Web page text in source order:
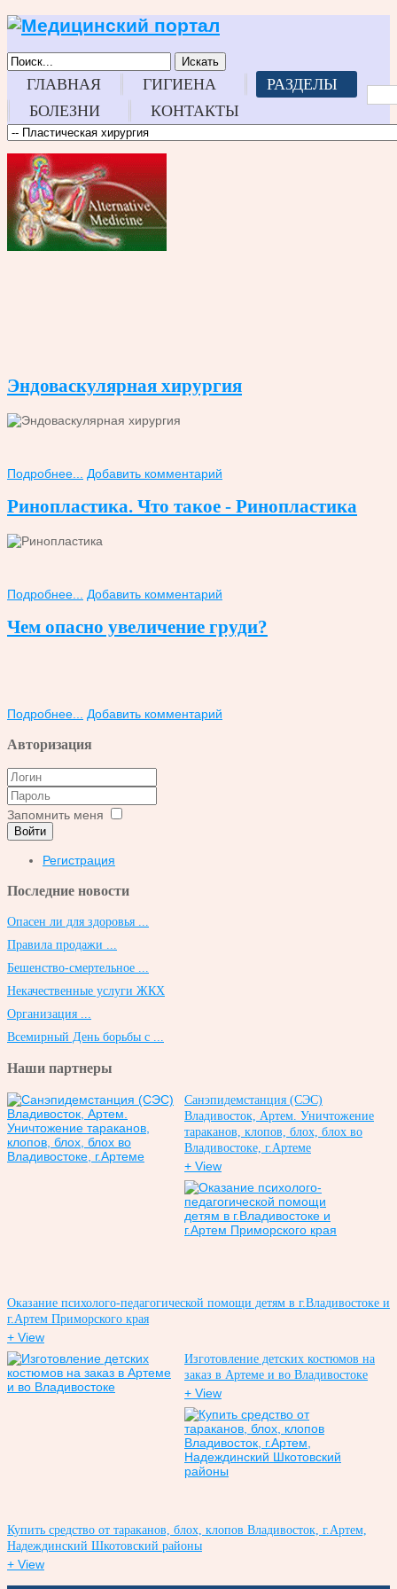
Искать
ГЛАВНАЯ ГИГИЕНА
РАЗДЕЛЫ
БОЛЕЗНИ
КОНТАКТЫ
Эндоваскулярная хирургия
Подробнее... Добавить комментарий
Ринопластика. Что такое - Ринопластика
Подробнее... Добавить комментарий
Чем опасно увеличение груди?
Подробнее... Добавить комментарий
Авторизация
Запомнить меня
Войти
Регистрация
Последние новости
Опасен ли для здоровья ...
Правила продажи ...
Бешенство-смертельное ...
Некачественные услуги ЖКХ
Организация ...
Всемирный День борьбы с ...
Наши партнеры
Санэпидемстанция (СЭС)
Владивосток, Артем. Уничтожение
тараканов, клопов, блох, блох во
Владивостоке, г.Артеме
+ View
Оказание психолого-педагогической помощи детям в г.Владивостоке и
г.Артем Приморского края
+ View
Изготовление детских костюмов на
заказ в Артеме и во Владивостоке
+ View
Купить средство от тараканов, блох, клопов Владивосток, г.Артем,
Надеждинский Шкотовский районы
+ View